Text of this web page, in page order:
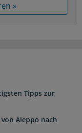
»
Tipps zur
Aleppo nach